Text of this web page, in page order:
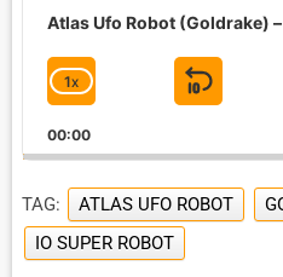
a
e
r
Atlas Ufo Robot (Goldrake)
C
A
N
G
E
P
L
1X
S
I
P
B
00:00
TAG: ATLAS UFO ROBOT
IO SUPER ROBOT